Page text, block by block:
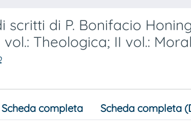
scritti di P. Bonifacio
Theologica; II vol.:
Scheda completa Scheda completa